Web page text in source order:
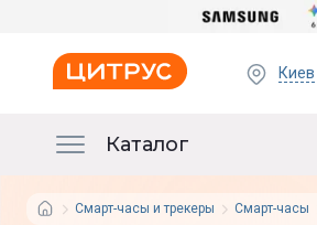
Киев
Каталог
Смарт-часы и трекеры Смарт-часы